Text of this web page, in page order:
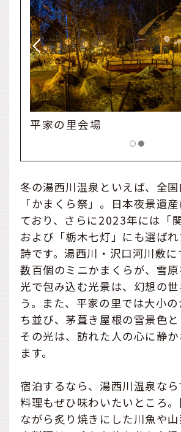
沢口河川敷会場
冬の湯西川温泉といえば、全
「かまくら祭」。日本夜景遺
ており、さらに2023年には「
および「栃木七灯」にも選ば
詩です。湯西川・沢口河川敷
数百個のミニかまくらが、雪
光で包み込む光景は、幻想の
う。また、平家の里では大小
ち並び、茅葺き屋根の雪景色
その光は、訪れた人の心に静
ます。
宿泊するなら、湯西川温泉な
料理もぜひ味わいたいところ
ながら炙り焼きにした川魚や